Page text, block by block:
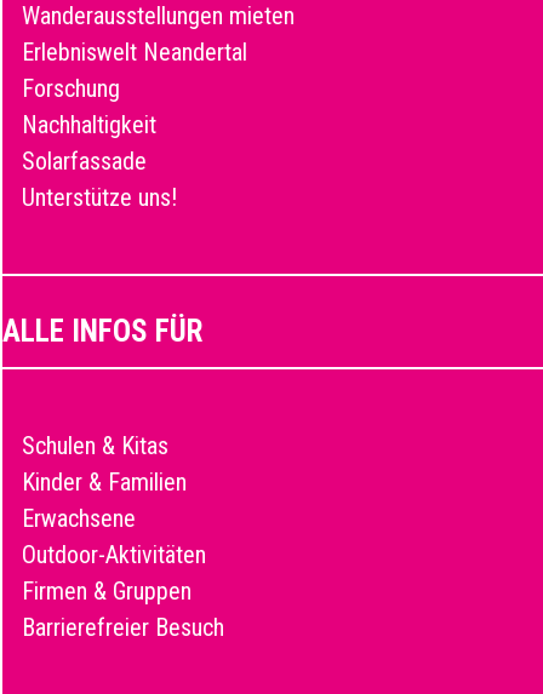
Wanderausstellungen mieten
Erlebniswelt Neandertal
Forschung
Nachhaltigkeit
Solarfassade
Unterstütze uns!
ALLE INFOS FÜR
Schulen & Kitas
Kinder & Familien
Erwachsene
Outdoor-Aktivitäten
Firmen & Gruppen
Barrierefreier Besuch